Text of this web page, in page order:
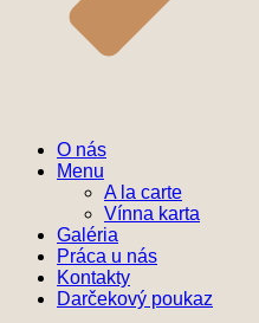
O nás
Menu
A la carte
Vínna karta
Galéria
Práca u nás
Kontakty
Darčekový poukaz